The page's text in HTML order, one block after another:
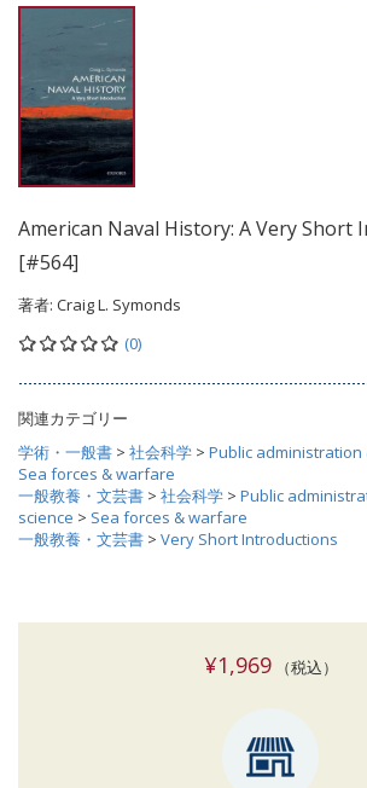
American Naval History: A Very Short
[#564]
著者: Craig L. Symonds
(0)
関連カテゴリー
学術・一般書 > 社会科学 > Public administration
Sea forces & warfare
一般教養・文芸書 > 社会科学 > Public
science > Sea forces & warfare
一般教養・文芸書 > Very Short Introductions
¥1,969（税込）